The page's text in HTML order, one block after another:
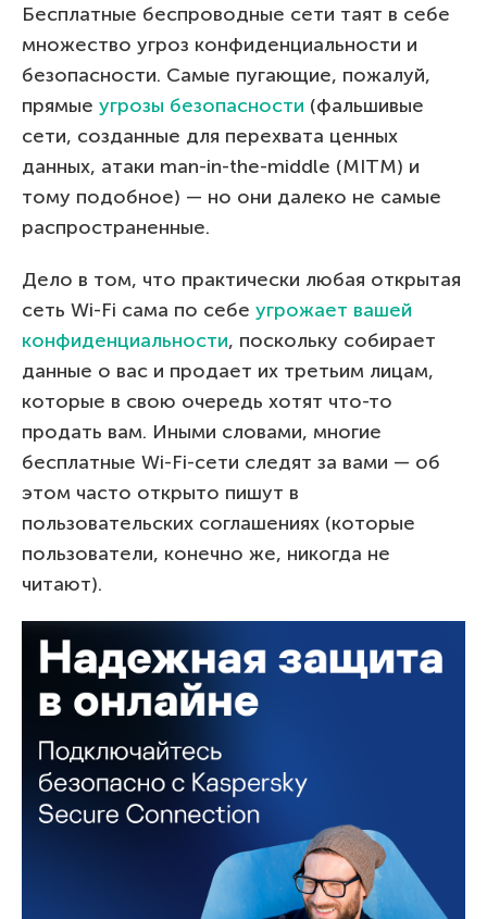
Бесплатные беспроводные сети таят в себе
множество угроз конфиденциальности и
безопасности. Самые пугающие, пожалуй,
прямые угрозы безопасности (фальшивые
сети, созданные для перехвата ценных
данных, атаки man-in-the-middle (MITM) и
тому подобное) — но они далеко не самые
распространенные.
Дело в том, что практически любая открытая
сеть Wi-Fi сама по себе угрожает вашей
конфиденциальности, поскольку собирает
данные о вас и продает их третьим лицам,
которые в свою очередь хотят что-то
продать вам. Иными словами, многие
бесплатные Wi-Fi-сети следят за вами — об
этом часто открыто пишут в
пользовательских соглашениях (которые
пользователи, конечно же, никогда не
читают).